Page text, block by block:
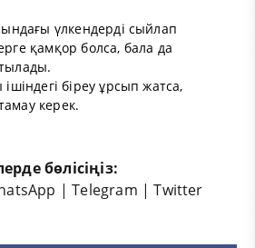
үлкендерді сыйлап
қамқор болса, бала да
біреу ұрсып жатса,
керек.
бөлісіңіз:
|Telegram |Twitter